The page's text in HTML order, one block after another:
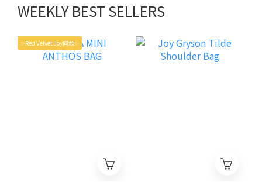
WEEKLY BEST SELLERS
✨Red Velvet Joy同款✨